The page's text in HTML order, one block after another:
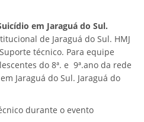
em Jaraguá do Sul.
de Jaraguá do Sul. HMJ
técnico. Para equipe
do 8ª. e 9ª.ano da rede
Jaraguá do Sul. Jaraguá do
durante o evento